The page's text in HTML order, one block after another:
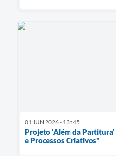
01 JUN 2026 - 13h45
Projeto ‘Além da
e Processos Criativos"